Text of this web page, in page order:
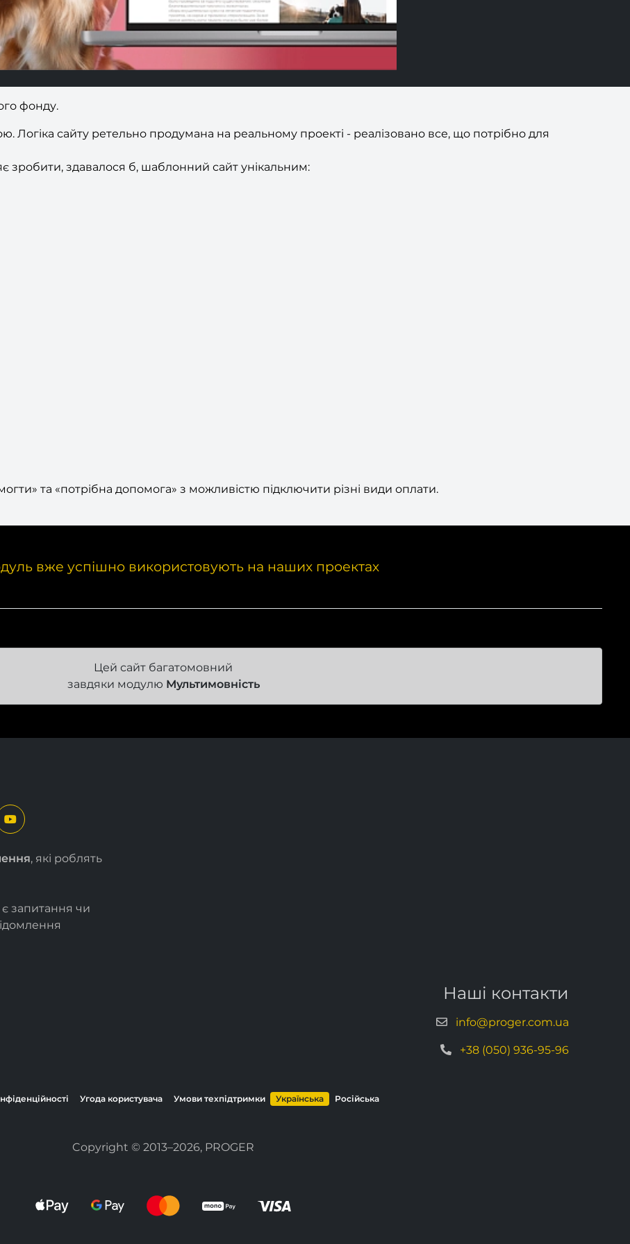
фонду.
Логіка сайту ретельно продумана на реальному проекті - реалізовано все, що потрібно для
зробити, здавалося б, шаблонний сайт унікальним:
та «потрібна допомога» з можливістю підключити різні види оплати.
вже успішно використовують на наших проектах
Цей сайт багатомовний
завдяки модулю Мультимовність
, які роблять
є запитання чи
Наші контакти
info@proger.com.ua
+38 (050) 936-95-96
Угода користувача Умови техпідтримки Українська Російська
Copyright © 2013–2026, PROGER